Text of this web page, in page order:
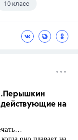
10 класс
на